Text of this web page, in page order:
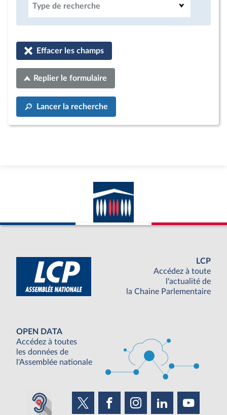
Type de recherche
Effacer les champs
Replier le formulaire
Lancer la recherche
LCP
Accédez à toute
l'actualité de
la Chaine Parlementaire
OPEN DATA
Accédez à toutes
les données de
l'Assemblée nationale